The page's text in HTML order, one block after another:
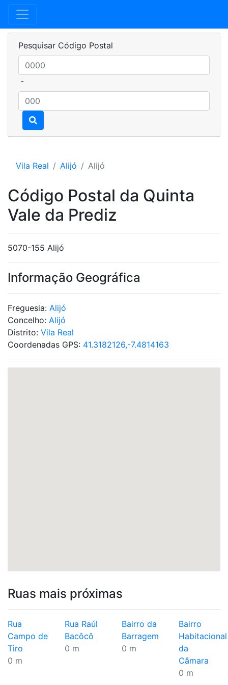
Pesquisar Código Postal
-
Vila Real Alijó Alijó
Código Postal da Quinta
Vale da Prediz
5070-155 Alijó
Informação Geográfica
Freguesia: Alijó
Concelho: Alijó
Distrito: Vila Real
Coordenadas GPS: 41.3182126,-7.4814163
Ruas mais próximas
Rua
Campo de
Tiro
0 m
Rua Raúl
Bacôcô
0 m
Bairro da
Barragem
0 m
Bairro
Habitacional
da
Câmara
0 m